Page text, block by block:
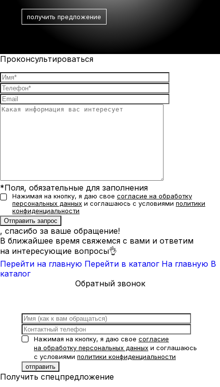
Проконсультироваться
*Поля, обязательные для заполнения
Нажимая на кнопку, я даю свое согласие на обработку
персональных данных и соглашаюсь с условиями политики
конфиденциальности
, спасибо за ваше обращение!
В ближайшее время свяжемся с вами и ответим
на интересующие вопросы👌
Перейти на главную Перейти в каталог На главную В
каталог
Обратный звонок
Нажимая на кнопку, я даю свое согласие
на обработку персональных данных и соглашаюсь
с условиями политики конфиденциальности
Получить спецпредложение